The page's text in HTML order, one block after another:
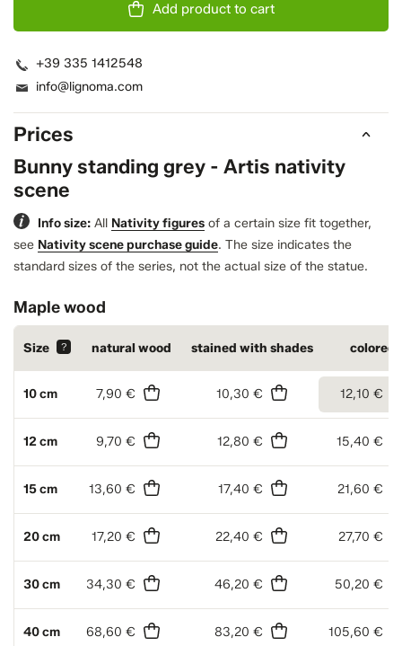
Prices
Bunny standing grey - Artis nativity
scene
Info size: All Nativity figures of a certain size fit together,
see Nativity scene purchase guide. The size indicates the
standard sizes of the series, not the actual size of the statue.
Maple wood
Size ? natural wood stained with shades colored
10 cm 7,90 € 10,30 € 12,10 €
12 cm 9,70 € 12,80 € 15,40 €
15 cm 13,60 € 17,40 € 21,60 €
20 cm 17,20 € 22,40 € 27,70 €
30 cm 34,30 € 46,20 € 50,20 €
40 cm 68,60 € 83,20 € 105,60 €
Add product to cart
+39 335 1412548
info@lignoma.com